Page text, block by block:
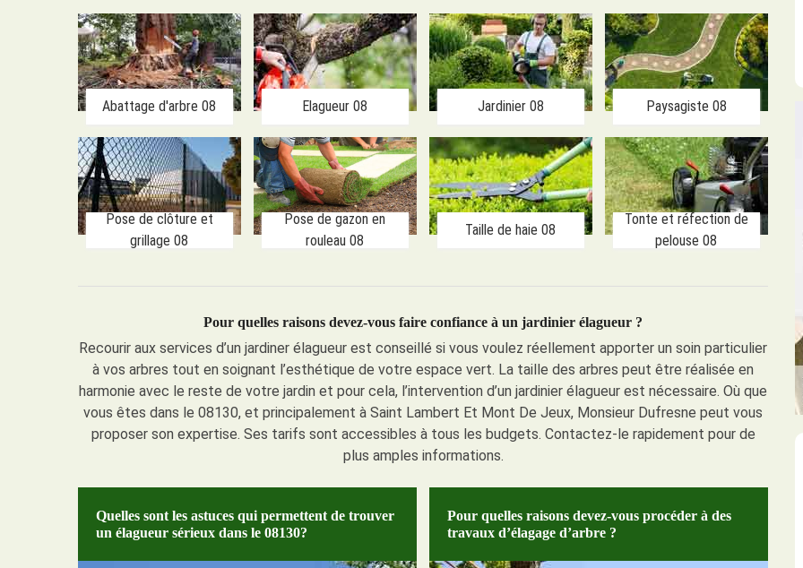
Abattage d'arbre 08 Elagueur 08 Jardinier 08 Paysagiste 08
Pose de clôture et
grillage 08
Pose de gazon en
rouleau 08
Taille de haie 08
Tonte et réfection de
pelouse 08
Pour quelles raisons devez-vous faire confiance à un jardinier élagueur ?
Recourir aux services d’un jardiner élagueur est conseillé si vous voulez réellement apporter un soin particulier
à vos arbres tout en soignant l’esthétique de votre espace vert. La taille des arbres peut être réalisée en
harmonie avec le reste de votre jardin et pour cela, l’intervention d’un jardinier élagueur est nécessaire. Où que
vous êtes dans le 08130, et principalement à Saint Lambert Et Mont De Jeux, Monsieur Dufresne peut vous
proposer son expertise. Ses tarifs sont accessibles à tous les budgets. Contactez-le rapidement pour de
plus amples informations.
Quelles sont les astuces qui permettent de trouver
un élagueur sérieux dans le 08130?
Pour quelles raisons devez-vous procéder à des
travaux d’élagage d’arbre ?